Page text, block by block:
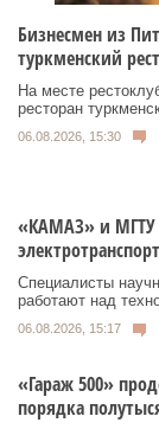
Бизнесмен из
туркменский
На месте
ресторан
06.08.2026, 15:30
«КАМАЗ» и МГТУ
Специалисты
работают над
06.08.2026, 15:17
«Гараж 500»
порядка